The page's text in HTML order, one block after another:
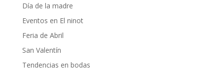
Día de la madre
Eventos en El ninot
Feria de Abril
San Valentín
Tendencias en bodas